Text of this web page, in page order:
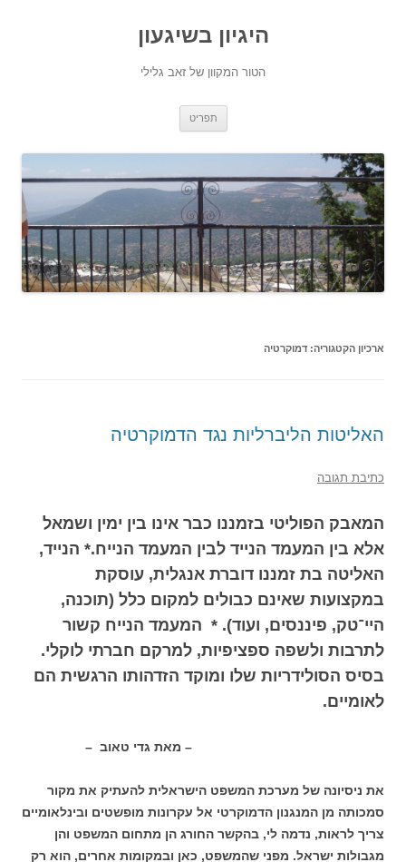
היגיון בשיגעון
הטור המקוון של זאב גלילי
תפריט
ארכיון הקטגוריה:דמוקרטיה
האליטות הליברליות נגד הדמוקרטיה
כתיבת תגובה
המאבק הפוליטי בזמננו כבר אינו בין ימין ושמאל
אלא בין המעמד הנייד לבין המעמד הנייח.* הנייד,
האליטה בת זמננו דוברת אנגלית, עוסקת
במקצועות שאינם כבולים למקום כלל (תוכנה,
היי־טק, פיננסים, ועוד). * המעמד הנייח קשור
לתרבות ולשפה ספציפיות, למרקם חברתי לוקלי.
בסיס הסולידריות שלו ומוקד הזדהותו הרגשית הם
לאומיים.
– מאת גדי טאוב –
את ניסיונה של מערכת המשפט הישראלית להעתיק את מקור
סמכותה מן המנגנון הדמוקרטי אל עקרונות מופשטים ובינלאומיים
צריך לראות, נדמה לי, בהקשר החורג הן מתחום המשפט והן
מגבולות ישראל. מפני שהמשפט, כאן ובמקומות אחרים, הוא רק